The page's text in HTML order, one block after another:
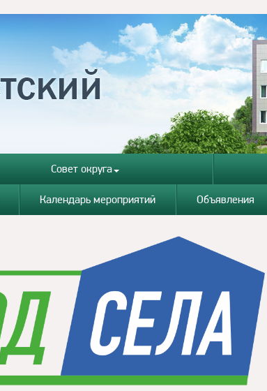
Совет округа
Календарь мероприятий Объявления